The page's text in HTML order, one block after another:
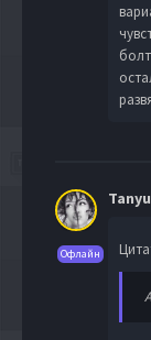
Офлайн